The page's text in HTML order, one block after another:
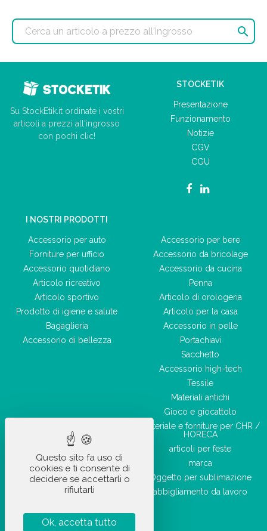

Su StockEtik.it ordinate i vostri
articoli a prezzi all'ingrosso
con pochi clic!
STOCKETIK
Presentazione
Funzionamento
Notizie
CGV
CGU
I NOSTRI PRODOTTI
Accessorio per auto
Forniture per ufficio
Accessorio quotidiano
Articolo ricreativo
Articolo sportivo
Prodotto di igiene e salute
Bagaglieria
Accessorio di bellezza
Accessorio per bere
Accessorio da bricolage
Accessorio da cucina
Penna
Articolo di orologeria
Articolo per la casa
Accessorio in pelle
Portachiavi
Sacchetto
Accessorio high-tech
Tessile
Materiali antichi
Gioco e giocattolo
Materiale e forniture per CHR /
HORECA
articoli per feste
marca
Oggetto per sublimazione
abbigliamento da lavoro
Questo sito fa uso di
cookies e ti consente di
decidere se accettarli o
rifiutarli
Ok, accetta tutto